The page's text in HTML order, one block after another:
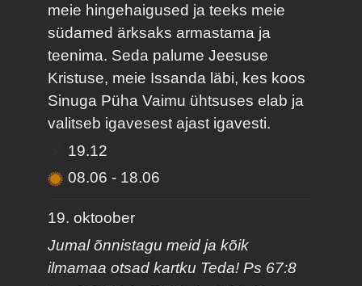
meie hingehaigused ja teeks meie
südamed ärksaks armastama ja
teenima. Seda palume Jeesuse
Kristuse, meie Issanda läbi, kes koos
Sinuga Püha Vaimu ühtsuses elab ja
valitseb igavesest ajast igavesti.
19.12
08.06- 18.06
19. oktoober
Jumal õnnistagu meid ja kõik
ilmamaa otsad kartku Teda! Ps 67:8